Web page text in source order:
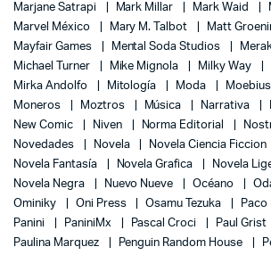
Marjane Satrapi
Mark Millar Mark Waid
Marvel México
Mary M. Talbot
Matt
Mayfair Games
Mental Soda Studios
Michael Turner
Mike Mignola Milky Way
Mirka Andolfo
Mitología Moda Moebius
Moneros
Moztros Música Narrativa
New Comic
Niven Norma Editorial
Novedades
Novela
Novela Ciencia Ficcion
Novela Fantasía
Novela Grafica
Novela
Novela Negra
Nuevo Nueve Océano
Ominiky
Oni Press Osamu Tezuka Paco
Panini
PaniniMx Pascal Croci Paul Grist
Paulina Marquez
Penguin Random House